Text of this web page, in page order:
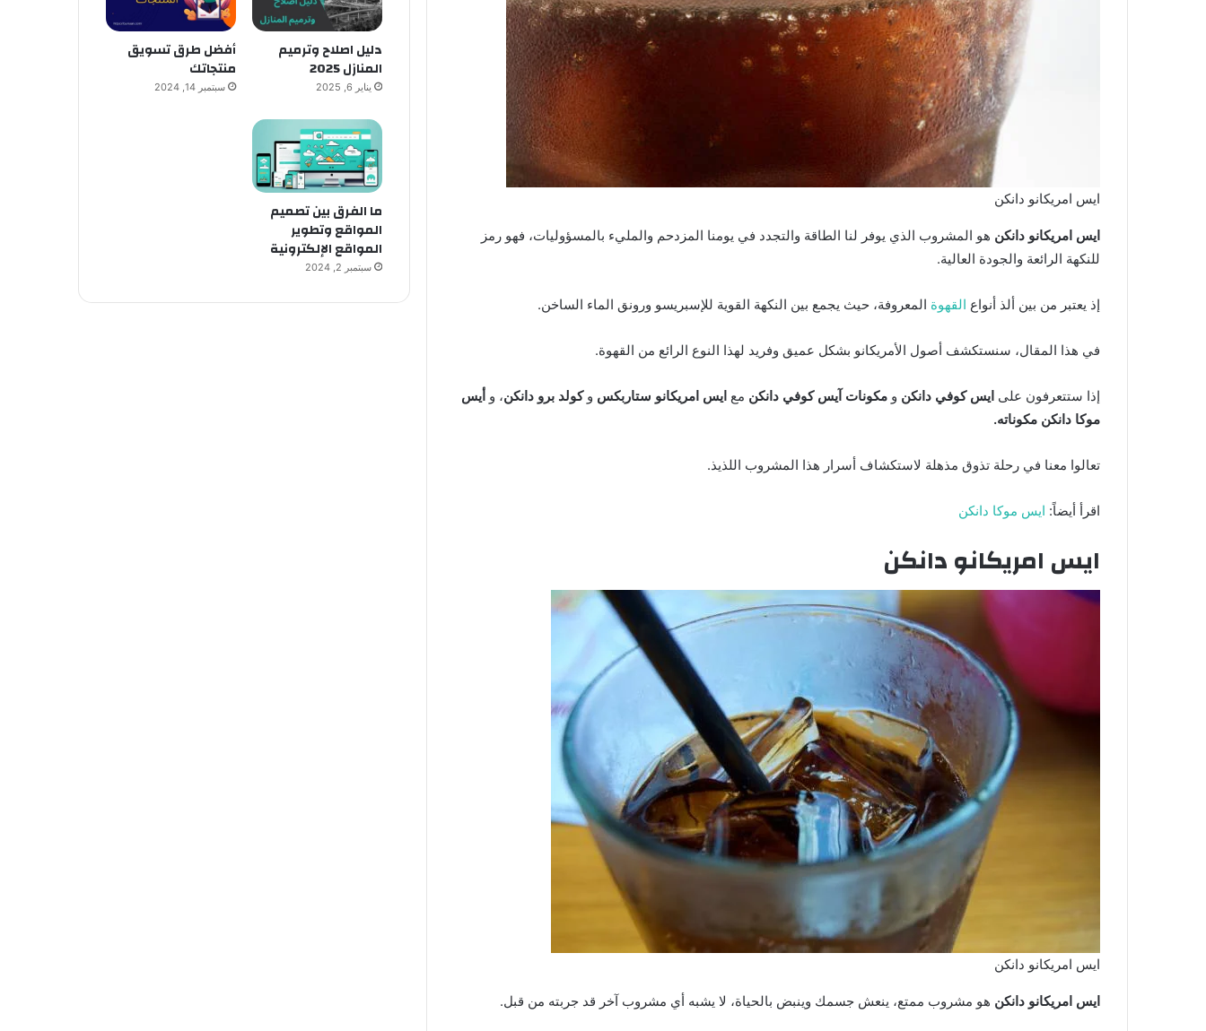
ايس امريكانو دانكن
ايس امريكانو دانكن هو المشروب الذي يوفر لنا الطاقة والتجدد في يومنا المزدحم والمليء بالمسؤوليات، فهو رمز
للنكهة الرائعة والجودة العالية.
إذ يعتبر من بين ألذ أنواع القهوة المعروفة، حيث يجمع بين النكهة القوية للإسبريسو ورونق الماء الساخن.
في هذا المقال، سنستكشف أصول الأمريكانو بشكل عميق وفريد لهذا النوع الرائع من القهوة.
إذا ستتعرفون على ايس كوفي دانكن و مكونات آيس كوفي دانكن مع ايس امريكانو ستاربكس وكولد برو دانكن، و أيس
موكا دانكن مكوناته.
تعالوا معنا في رحلة تذوق مذهلة لاستكشاف أسرار هذا المشروب اللذيذ.
اقرأ أيضاً: ايس موكا دانكن
ايس امريكانو دانكن
ايس امريكانو دانكن
ايس امريكانو دانكن هو مشروب ممتع، ينعش جسمك وينبض بالحياة، لا يشبه أي مشروب آخر قد جربته من قبل.
دليل اصلاح وترميم
المنازل 2025
يناير 6, 2025
أفضل طرق تسويق
منتجاتك
سبتمبر 14, 2024
ما الفرق بين تصميم
المواقع وتطوير
المواقع الإلكترونية
سبتمبر 2, 2024